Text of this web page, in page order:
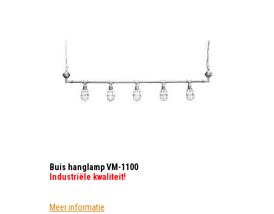
Buis hanglamp VM-1100
Industriële kwaliteit!
Meer informatie